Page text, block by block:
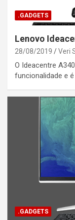
.GADGETS
Lenovo
28/08/2019 Veri
O Ideacentre
funcionalidade e
.GADGETS